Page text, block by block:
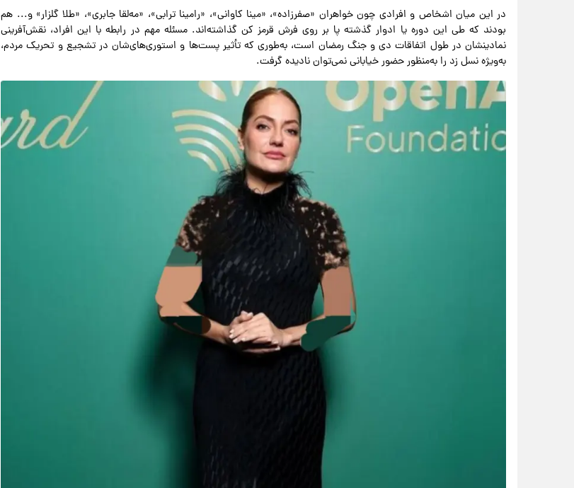
در این میان اشخاص و افرادی چون خواهران «صفرزاده»، «مینا کاوانی»، «رامینا ترابی»، «مه‌لقا جابری»، «طلا گلزار» و... هم
بودند که طی این دوره یا ادوار گذشته پا بر روی فرش قرمز کن گذاشته‌اند. مسئله مهم در رابطه با این افراد، نقش‌آفرینی
نمادینشان در طول اتفاقات دی و جنگ رمضان است، به‌طوری که تأثیر پست‌ها و استوری‌های‌شان در تشجیع و تحریک مردم،
به‌ویژه نسل زد را به‌منظور حضور خیابانی نمی‌توان نادیده گرفت.